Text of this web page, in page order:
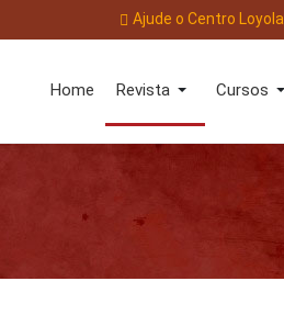
Ajude o Centro Loyola
Home Revista Cursos